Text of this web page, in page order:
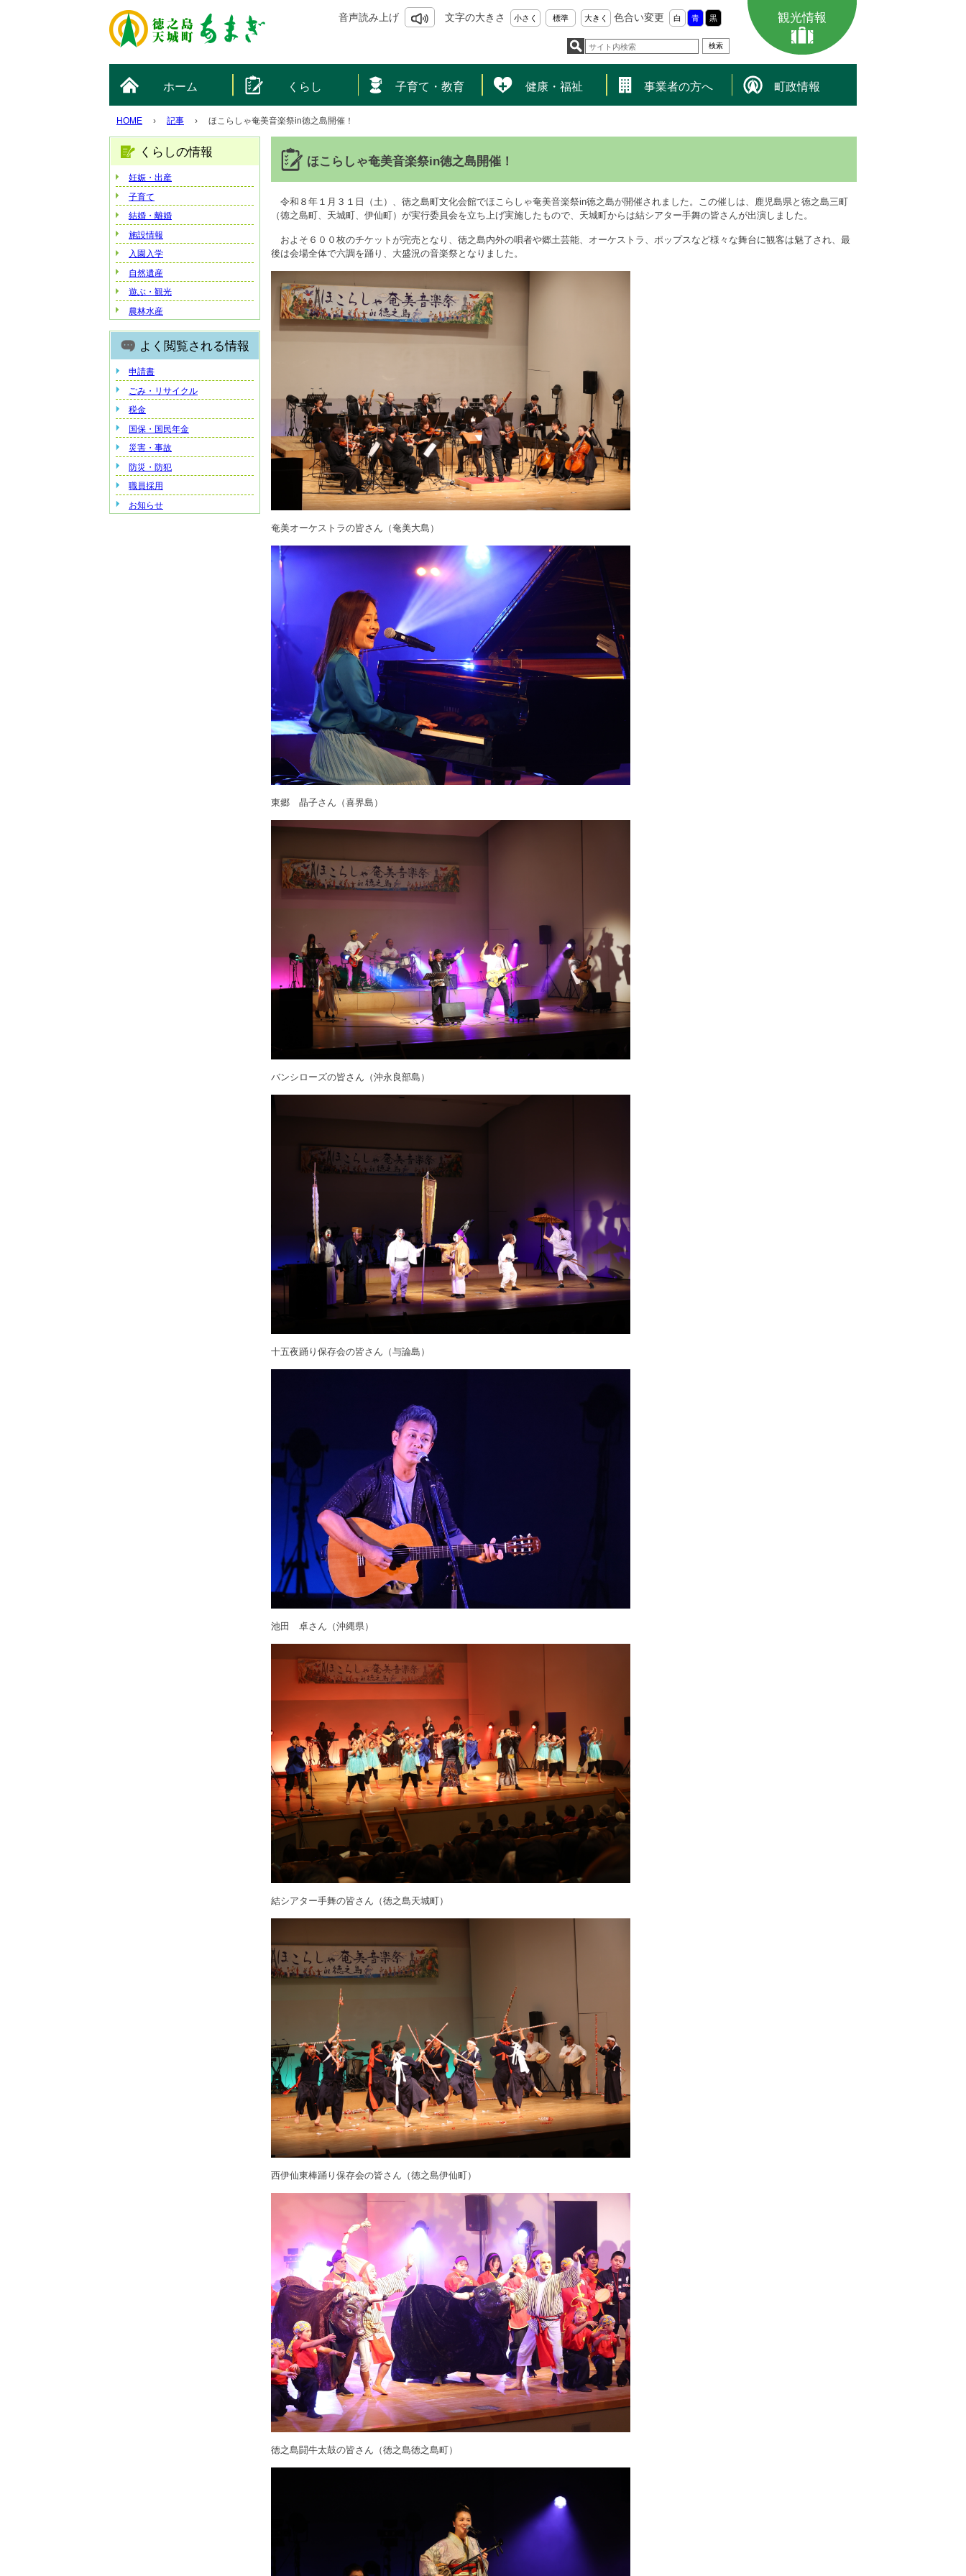
音声読み上げ 文字の大きさ 小さく 標準 大きく 色合い変更 白 青 黒 観光情報
ホーム くらし 子育て・教育 健康・福祉 事業者の方へ 町政情報
HOME › 記事 › ほこらしゃ奄美音楽祭in徳之島開催！
ほこらしゃ奄美音楽祭in徳之島開催！
令和８年１月３１日（土）、徳之島町文化会館でほこらしゃ奄美音楽祭in徳之島が開催されました。この催しは、鹿児島県と徳之島三町
（徳之島町、天城町、伊仙町）が実行委員会を立ち上げ実施したもので、天城町からは結シアター手舞の皆さんが出演しました。
およそ６００枚のチケットが完売となり、徳之島内外の唄者や郷土芸能、オーケストラ、ポップスなど様々な舞台に観客は魅了され、最
後は会場全体で六調を踊り、大盛況の音楽祭となりました。
奄美オーケストラの皆さん（奄美大島）
東郷 晶子さん（喜界島）
バンシローズの皆さん（沖永良部島）
十五夜踊り保存会の皆さん（与論島）
池田 卓さん（沖縄県）
結シアター手舞の皆さん（徳之島天城町）
西伊仙東棒踊り保存会の皆さん（徳之島伊仙町）
徳之島闘牛太鼓の皆さん（徳之島徳之島町）
くらしの情報
妊娠・出産
子育て
結婚・離婚
施設情報
入園入学
自然遺産
遊ぶ・観光
農林水産
よく閲覧される情報
申請書
ごみ・リサイクル
税金
国保・国民年金
災害・事故
防災・防犯
職員採用
お知らせ